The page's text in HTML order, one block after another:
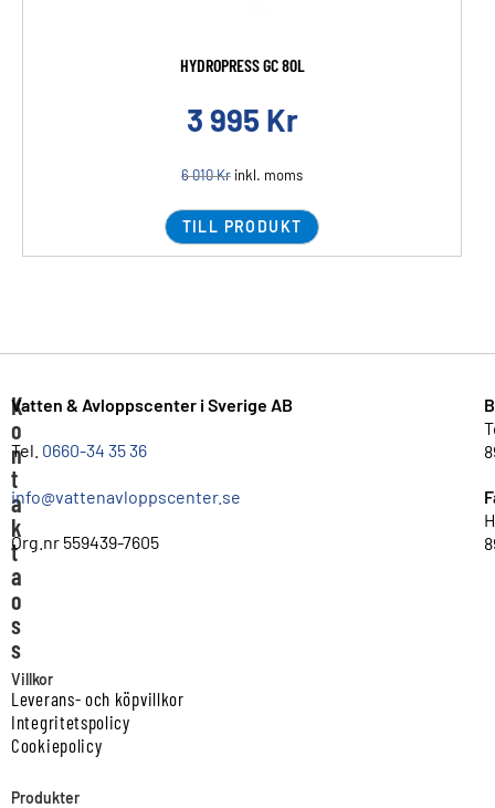
HYDROPRESS GC 80L
3 995 Kr
6 010Kr inkl. moms
TILL PRODUKT
K
o
n
t
a
k
t
a
o
s
s
Vatten & Avloppscenter i Sverige AB
Tel. 0660-34 35 36
info@vattenavloppscenter.se
Org.nr 559439-7605
Villkor
Leverans- och köpvillkor
Integritetspolicy
Cookiepolicy
Produkter